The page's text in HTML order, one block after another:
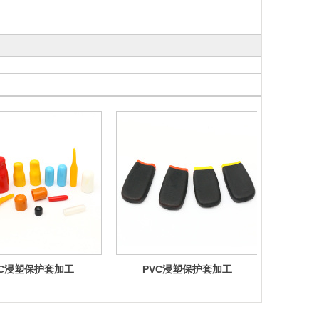
浸塑保护套加工 PVC浸塑保护套加工